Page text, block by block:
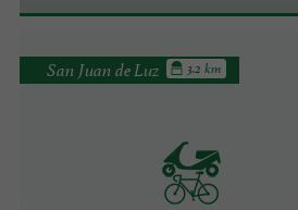
San Juan de Luz 3.2 km